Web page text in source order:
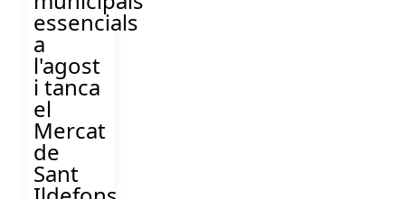
essencials
a
l'agost
i tanca
el
Mercat
de
Sant